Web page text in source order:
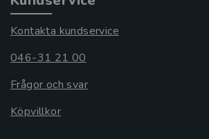
Kontakta kundservice
046-31 21 00
Frågor och svar
Köpvillkor